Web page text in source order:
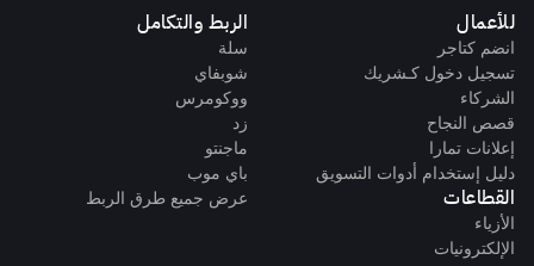
للأعمال
انضم كتاجر
تسجيل دخول كـشريك
الشركاء
قصص النجاح
إعلانات تمارا
دليل إستخدام أدوات التسويق
القطاعات
الأزياء
الإلكترونيات
الربط والتكامل
سلة
شوبفاي
ووكومرس
زد
ماجنتو
باي موب
عرض جميع طرق الربط